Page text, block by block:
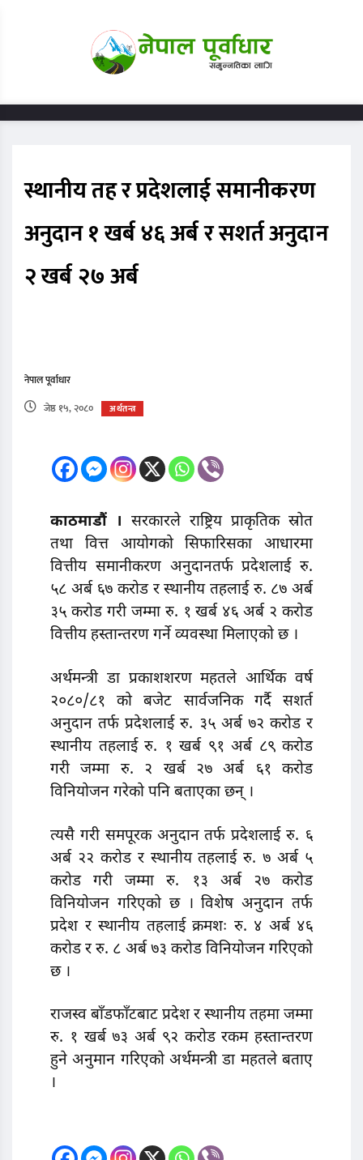
स्थानीय तह र प्रदेशलाई समानीकरण
अनुदान १ खर्ब ४६ अर्ब र सशर्त अनुदान
२ खर्ब २७ अर्ब
नेपाल पूर्वाधार
जेष्ठ १५, २०८०
अर्थतन्त्र
काठमाडौं । सरकारले राष्ट्रिय प्राकृतिक स्रोत
तथा वित्त आयोगको सिफारिसका आधारमा
वित्तीय समानीकरण अनुदानतर्फ प्रदेशलाई रु.
५८ अर्ब ६७ करोड र स्थानीय तहलाई रु. ८७ अर्ब
३५ करोड गरी जम्मा रु. १ खर्ब ४६ अर्ब २ करोड
वित्तीय हस्तान्तरण गर्ने व्यवस्था मिलाएको छ ।
अर्थमन्त्री डा प्रकाशशरण महतले आर्थिक वर्ष
२०८०/८१ को बजेट सार्वजनिक गर्दै सशर्त
अनुदान तर्फ प्रदेशलाई रु. ३५ अर्ब ७२ करोड र
स्थानीय तहलाई रु. १ खर्ब ९१ अर्ब ८९ करोड
गरी जम्मा रु. २ खर्ब २७ अर्ब ६१ करोड
विनियोजन गरेको पनि बताएका छन् ।
त्यसै गरी समपूरक अनुदान तर्फ प्रदेशलाई रु. ६
अर्ब २२ करोड र स्थानीय तहलाई रु. ७ अर्ब ५
करोड गरी जम्मा रु. १३ अर्ब २७ करोड
विनियोजन गरिएको छ । विशेष अनुदान तर्फ
प्रदेश र स्थानीय तहलाई क्रमशः रु. ४ अर्ब ४६
करोड र रु. ८ अर्ब ७३ करोड विनियोजन गरिएको
छ ।
राजस्व बाँडफाँटबाट प्रदेश र स्थानीय तहमा जम्मा
रु. १ खर्ब ७३ अर्ब ९२ करोड रकम हस्तान्तरण
हुने अनुमान गरिएको अर्थमन्त्री डा महतले बताए
।